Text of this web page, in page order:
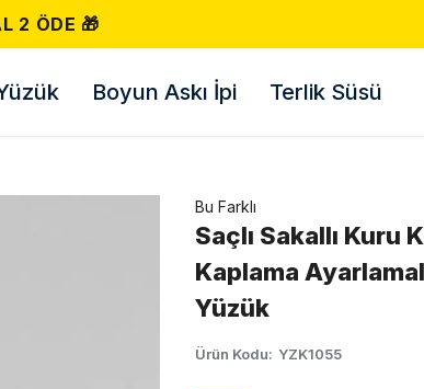
2 ÖDE 🎁
Boyun Askı İpi Terlik Süsü
Bu Farklı
Saçlı Sakallı Kuru
Kaplama
Yüzük
Ürün Kodu: YZK1055